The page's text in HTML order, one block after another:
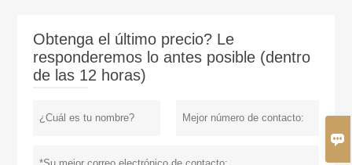

Obtenga el último precio? Le
responderemos lo antes posible (dentro
de las 12 horas)